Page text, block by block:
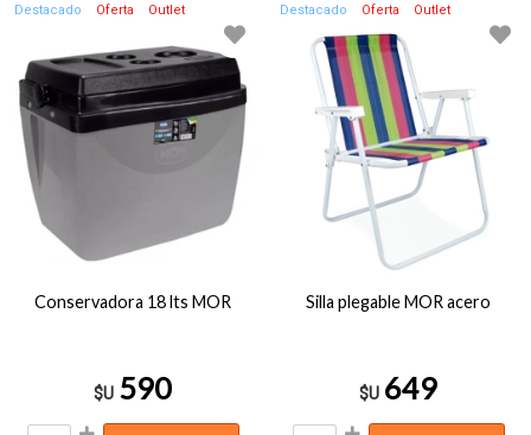
Destacado Oferta Outlet
Conservadora 18 lts MOR
$U 590
Destacado Oferta Outlet
Silla plegable MOR acero
$U 649